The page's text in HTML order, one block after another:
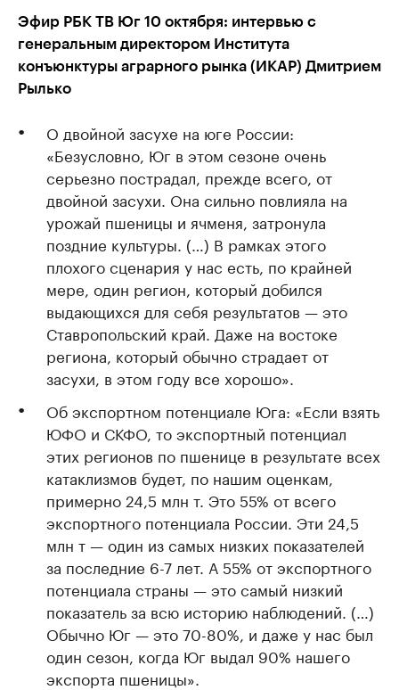
Эфир РБК ТВ Юг 10 октября: интервью с
генеральным директором Института
конъюнктуры аграрного рынка (ИКАР) Дмитрием
Рылько
О двойной засухе на юге России:
«Безусловно, Юг в этом сезоне очень
серьезно пострадал, прежде всего, от
двойной засухи. Она сильно повлияла на
урожай пшеницы и ячменя, затронула
поздние культуры. (…) В рамках этого
плохого сценария у нас есть, по крайней
мере, один регион, который добился
выдающихся для себя результатов — это
Ставропольский край. Даже на востоке
региона, который обычно страдает от
засухи, в этом году все хорошо».
Об экспортном потенциале Юга: «Если взять
ЮФО и СКФО, то экспортный потенциал
этих регионов по пшенице в результате всех
катаклизмов будет, по нашим оценкам,
примерно 24,5 млн т. Это 55% от всего
экспортного потенциала России. Эти 24,5
млн т — один из самых низких показателей
за последние 6-7 лет. А 55% от экспортного
потенциала страны — это самый низкий
показатель за всю историю наблюдений. (…)
Обычно Юг — это 70-80%, и даже у нас был
один сезон, когда Юг выдал 90% нашего
экспорта пшеницы».